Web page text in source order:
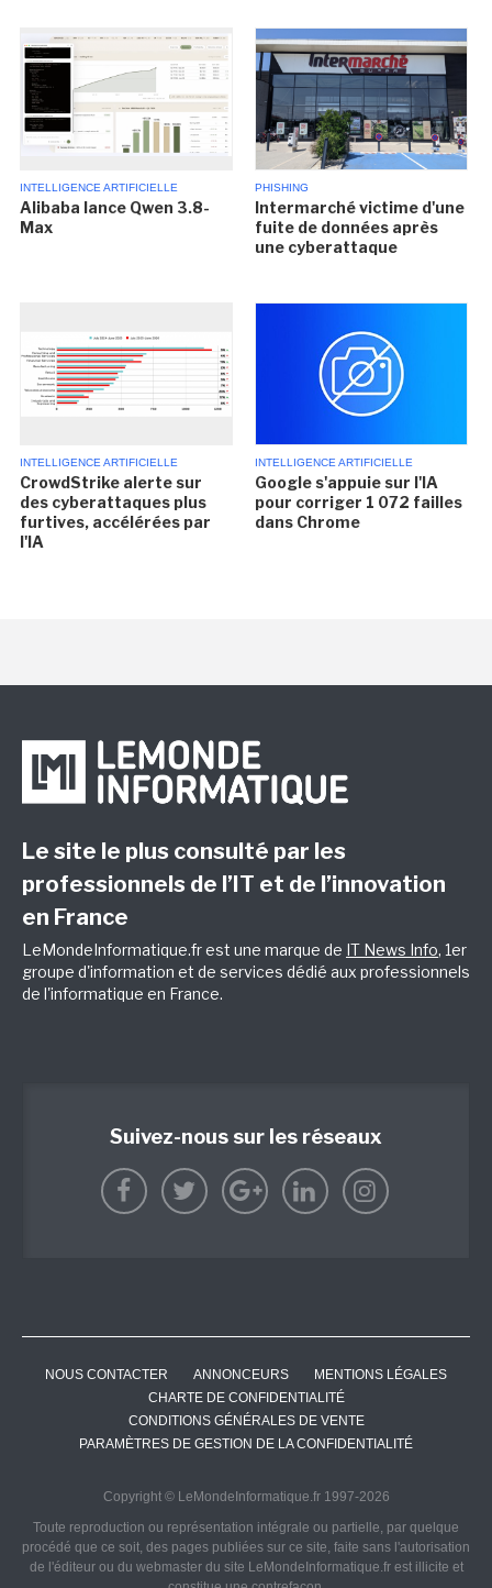
INTELLIGENCE ARTIFICIELLE
Alibaba lance Qwen 3.8-
Max
PHISHING
Intermarché victime d'une
fuite de données après
une cyberattaque
INTELLIGENCE ARTIFICIELLE
CrowdStrike alerte sur
des cyberattaques plus
furtives, accélérées par
l'IA
INTELLIGENCE ARTIFICIELLE
Google s'appuie sur l'IA
pour corriger 1 072 failles
dans Chrome
Le site le plus consulté par les
professionnels de l’IT et de l’innovation
en France
LeMondeInformatique.fr est une marque de IT News Info, 1er
groupe d'information et de services dédié aux professionnels
de l'informatique en France.
Suivez-nous sur les réseaux
NOUS CONTACTER ANNONCEURS
MENTIONS LÉGALES
CHARTE DE CONFIDENTIALITÉ
CONDITIONS GÉNÉRALES DE VENTE
PARAMÈTRES DE GESTION DE LA CONFIDENTIALITÉ
Copyright © LeMondeInformatique.fr 1997-2026
Toute reproduction ou représentation intégrale ou partielle, par quelque
procédé que ce soit, des pages publiées sur ce site, faite sans l'autorisation
de l'éditeur ou du webmaster du site LeMondeInformatique.fr est illicite et